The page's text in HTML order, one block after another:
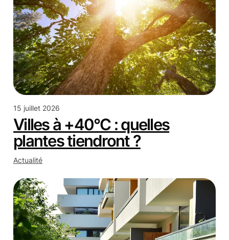
15 juillet 2026
Villes à +40°C : quelles
plantes tiendront ?
Actualité